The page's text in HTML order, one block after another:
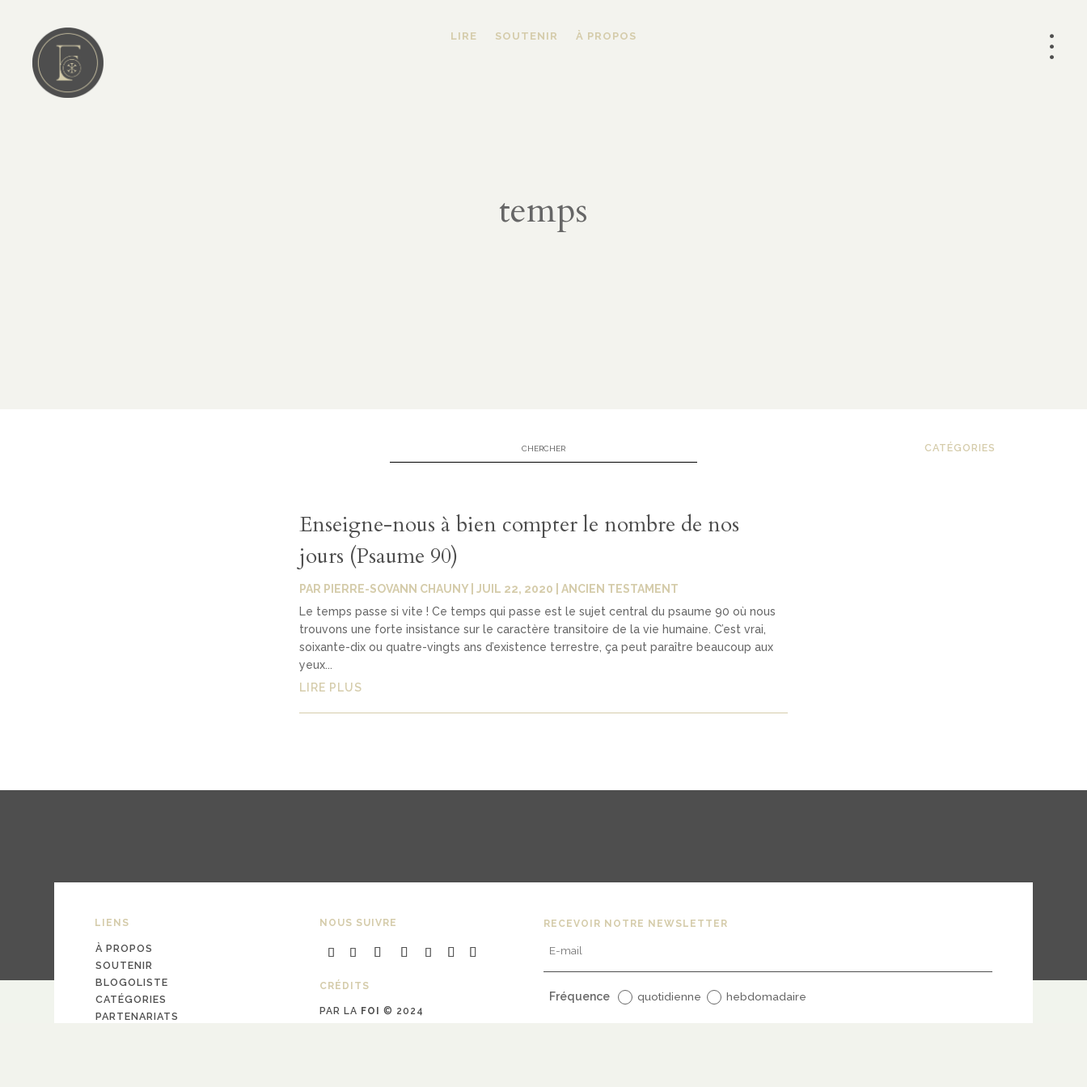
•
•
•
LIRE SOUTENIR À PROPOS
temps
CATÉGORIES
Enseigne-nous à bien compter le nombre de nos
jours (Psaume 90)
PAR PIERRE-SOVANN CHAUNY| JUIL 22, 2020
ANCIEN TESTAMENT
Le temps passe si vite ! Ce temps qui passe est le sujet central du psaume 90 où nous
trouvons une forte insistance sur le caractère transitoire de la vie humaine. C’est vrai,
soixante-dix ou quatre-vingts ans d’existence terrestre, ça peut paraître beaucoup aux
yeux...
LIRE PLUS
LIENS
À PROPOS
SOUTENIR
BLOGOLISTE
CATÉGORIES
PARTENARIATS
NOUS SUIVRE
CRÉDITS
PAR LA FOI © 2024
RECEVOIR NOTRE NEWSLETTER
Fréquence quotidienne hebdomadaire